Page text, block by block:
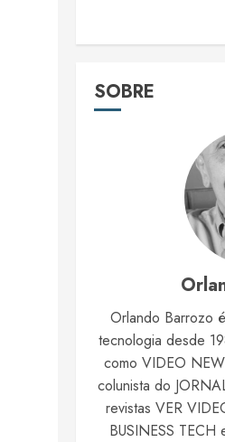
SOBRE
Orlando Barrozo
tecnologia desde
como VIDEO
colunista do
revistas VER
BUSINESS TECH